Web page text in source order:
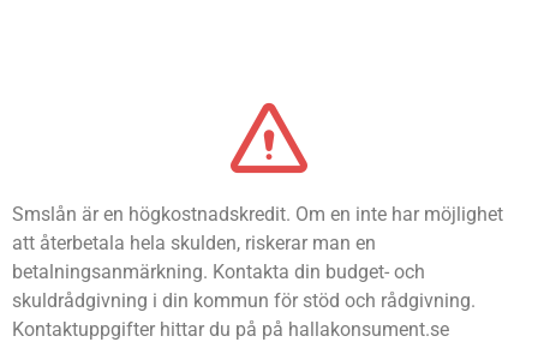
Smslån är en högkostnadskredit. Om en inte har möjlighet
att återbetala hela skulden, riskerar man en
betalningsanmärkning. Kontakta din budget- och
skuldrådgivning i din kommun för stöd och rådgivning.
Kontaktuppgifter hittar du på på hallakonsument.se